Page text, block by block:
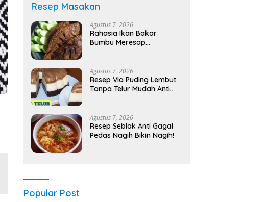
Resep Masakan
Agustus 7, 2026
Rahasia Ikan Bakar
Bumbu Meresap
Agustus 7, 2026
Resep Vla Puding Lembut
Tanpa Telur Mudah Anti
Agustus 7, 2026
Resep Seblak Anti Gagal
Pedas Nagih Bikin Nagih!
Popular Post